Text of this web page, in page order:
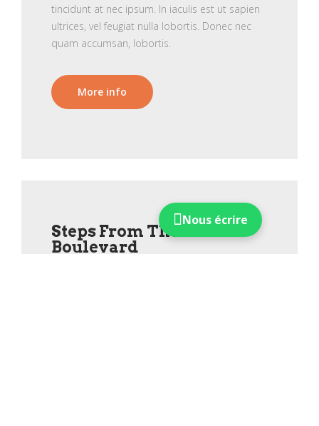
tincidunt at nec ipsum. In iaculis est ut sapien
ultrices, vel feugiat nulla lobortis. Donec nec
quam accumsan, lobortis.
More info
Steps From The
Boulevard
Nous écrire